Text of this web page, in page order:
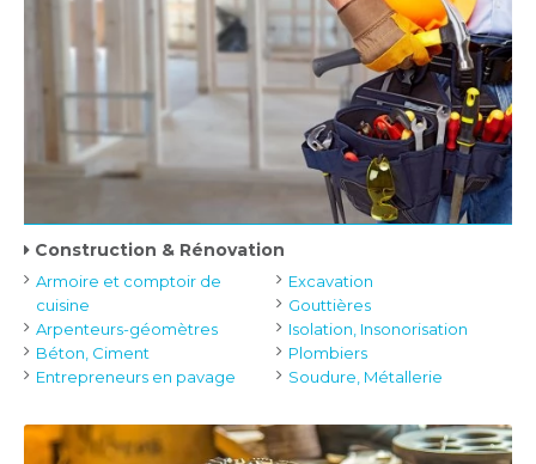
Construction & Rénovation
Armoire et comptoir de
cuisine
Arpenteurs-géomètres
Béton, Ciment
Entrepreneurs en pavage
Excavation
Gouttières
Isolation, Insonorisation
Plombiers
Soudure, Métallerie